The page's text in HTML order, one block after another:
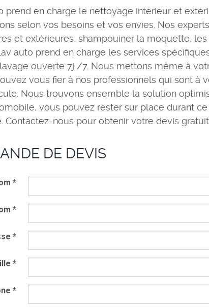
prend en charge le nettoyage intérieur et
selon vos besoins et vos envies. Nos
et extérieures, shampouiner la moquette,
auto prend en charge les services
ouverte 7j /7. Nous mettons même à
vous fier à nos professionnels qui sont
Nous trouvons ensemble la solution
vous pouvez rester sur place durant
Contactez-nous pour obtenir votre devis
DE DEVIS
*
*
*
*
*